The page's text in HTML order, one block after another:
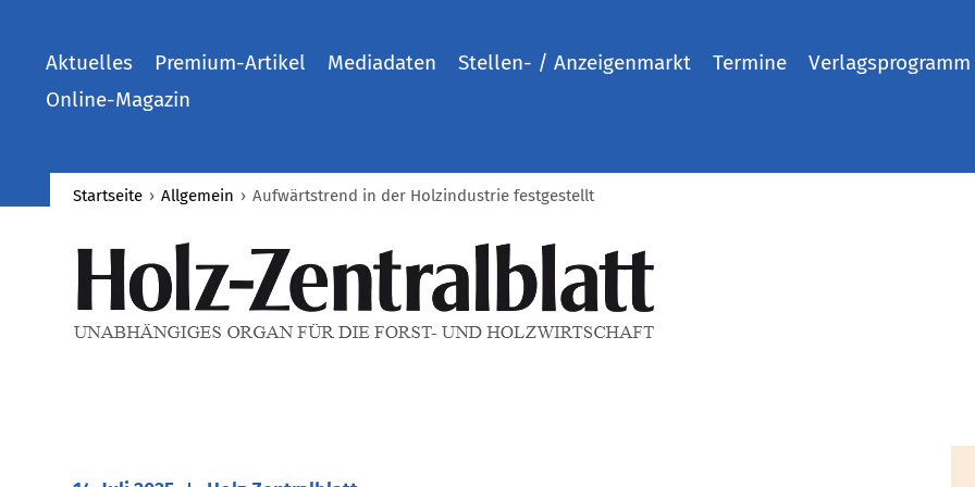
Aktuelles Premium-Artikel Mediadaten Stellen- / Anzeigenmarkt Termine
Verlagsprogramm
Online-Magazin
Startseite › Allgemein › ​Aufwärtstrend in der Holzindustrie festgestellt